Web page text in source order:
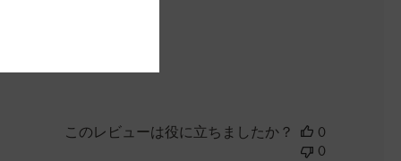
このレビューは役に立ちましたか？
0
0